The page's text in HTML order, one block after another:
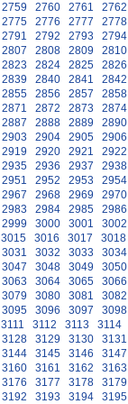
2759 2760 2761 2762
2775 2776 2777 2778
2791 2792 2793 2794
2807 2808 2809 2810
2823 2824 2825 2826
2839 2840 2841 2842
2855 2856 2857 2858
2871 2872 2873 2874
2887 2888 2889 2890
2903 2904 2905 2906
2919 2920 2921 2922
2935 2936 2937 2938
2951 2952 2953 2954
2967 2968 2969 2970
2983 2984 2985 2986
2999 3000 3001 3002
3015 3016 3017 3018
3031 3032 3033 3034
3047 3048 3049 3050
3063 3064 3065 3066
3079 3080 3081 3082
3095 3096 3097 3098
3111 3112 3113 3114
3128 3129 3130 3131
3144 3145 3146 3147
3160 3161 3162 3163
3176 3177 3178 3179
3192 3193 3194 3195